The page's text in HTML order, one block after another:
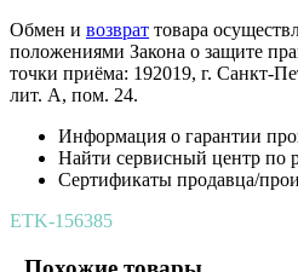
Обмен и возврат товара
положениями Закона о защите
точки приёма: 192019, г. Санкт-
лит. А, пом. 24.
Информация о гарантии
Найти сервисный центр по
Сертификаты продавца/
ETK-156385